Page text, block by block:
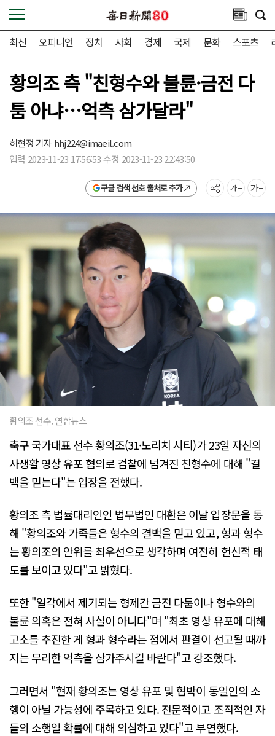
최신 오피니언 정치 사회 경제 국제 문화 스포츠
황의조 측 "친형수와 불륜·금전 다
툼 아냐…억측 삼가달라"
허현정 기자hhj224@imaeil.com
입력 2023-11-23 17:56:53 수정 2023-11-23 22:43:50
구글 검색 선호 출처로 추가
황의조 선수. 연합뉴스
축구 국가대표 선수 황의조(31·노리치 시티)가 23일 자신의
사생활 영상 유포 혐의로 검찰에 넘겨진 친형수에 대해 "결
백을 믿는다"는 입장을 전했다.
황의조 측 법률대리인인 법무법인 대환은 이날 입장문을 통
해 "황의조와 가족들은 형수의 결백을 믿고 있고, 형과 형수
는 황의조의 안위를 최우선으로 생각하며 여전히 헌신적 태
도를 보이고 있다"고 밝혔다.
또한 "일각에서 제기되는 형제간 금전 다툼이나 형수와의
불륜 의혹은 전혀 사실이 아니다"며 "최초 영상 유포에 대해
고소를 추진한 게 형과 형수라는 점에서 판결이 선고될 때까
지는 무리한 억측을 삼가주시길 바란다"고 강조했다.
그러면서 "현재 황의조는 영상 유포 및 협박이 동일인의 소
행이 아닐 가능성에 주목하고 있다. 전문적이고 조직적인 자
들의 소행일 확률에 대해 의심하고 있다"고 부연했다.